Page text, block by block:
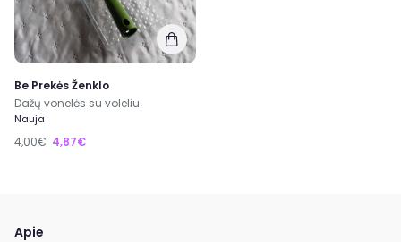
Be Prekės Ženklo
Dažų vonelės su voleliu
Nauja
4,00€ 4,87€
Apie